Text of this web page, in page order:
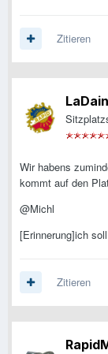
Zitieren
Wir habens
kommt auf den
@Michl
[Erinnerung]ich
Zitieren